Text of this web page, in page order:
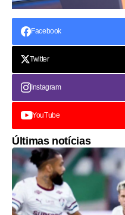
Facebook
Twitter
Instagram
YouTube
Últimas notícias